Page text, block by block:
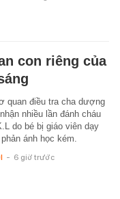
con riêng của
quan điều tra cha dượng
nhiều lần đánh cháu
do bé bị giáo viên dạy
ánh học kém.
- 6 giờ trước